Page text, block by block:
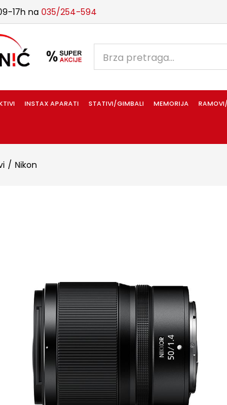
17h na 035/254-594
INSTAX APARATI STATIVI/GIMBALI MEMORIJA
Nikon